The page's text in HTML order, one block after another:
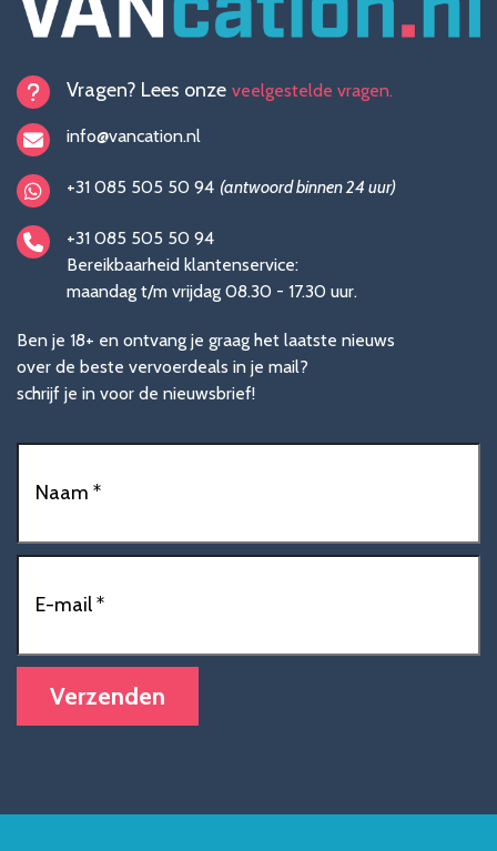
Vragen? Lees onze veelgestelde vragen.
info@vancation.nl
+31 085 505 50 94 (antwoord binnen 24 uur)
+31 085 505 50 94
Bereikbaarheid klantenservice:
maandag t/m vrijdag 08.30 - 17.30 uur.
Ben je 18+ en ontvang je graag het laatste nieuws
over de beste vervoerdeals in je mail?
schrijf je in voor de nieuwsbrief!
mailadres(Vereist)